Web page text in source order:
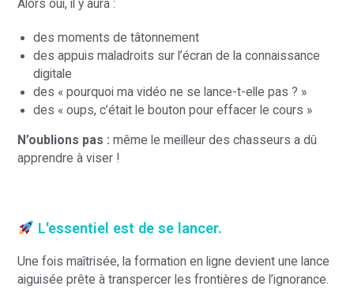
Alors oui, il y aura :
des moments de tâtonnement
des appuis maladroits sur l’écran de la connaissance
digitale
des « pourquoi ma vidéo ne se lance-t-elle pas ? »
des « oups, c’était le bouton pour effacer le cours »
N’oublions pas : même le meilleur des chasseurs a dû
apprendre à viser !
L'essentiel est de se lancer.
Une fois maîtrisée, la formation en ligne devient une lance
aiguisée prête à transpercer les frontières de l’ignorance.